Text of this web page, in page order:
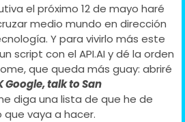
el próximo 12 de mayo haré
medio mundo en dirección
Y para vivirlo más este
script con el API.AI y dé la orden
que queda más guay: abriré
Google, talk to San
diga una lista de que he de
vaya a hacer.